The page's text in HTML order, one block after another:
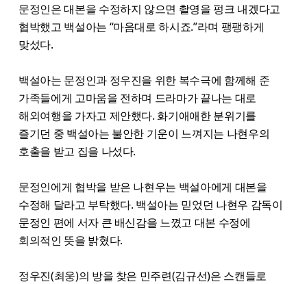
문정인은 대본을 수정하지 않으면 촬영을 펑크 내겠다고
협박했고 백설아는 “마음대로 하시죠.”라며 팽팽하게
맞섰다.
백설아는 문정인과 정우진을 위한 복수극에 함께해 준
가족들에게 고마움을 전하며 드라마가 끝나는 대로
해외여행을 가자고 제안했다. 화기애애한 분위기를
즐기던 중 백설아는 불안한 기운이 느껴지는 나현우의
호출을 받고 집을 나섰다.
문정인에게 협박을 받은 나현우는 백설아에게 대본을
수정해 달라고 부탁했다. 백설아는 믿었던 나현우 감독이
문정인 편에 서자 큰 배신감을 느꼈고 대본 수정에
회의적인 뜻을 밝혔다.
정우진(최웅)의 방을 찾은 민주련(김규선)은 스캔들로